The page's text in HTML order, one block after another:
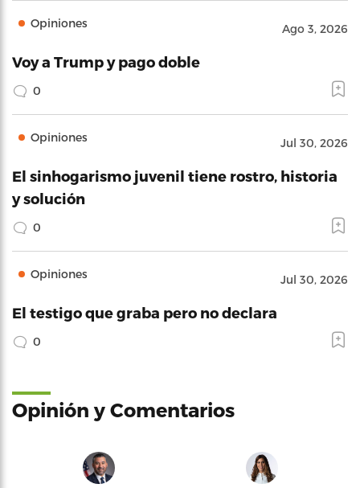
Opiniones Ago 3, 2026
Voy a Trump y pago doble
0
Opiniones Jul 30, 2026
El sinhogarismo juvenil tiene rostro, historia
y solución
0
Opiniones Jul 30, 2026
El testigo que graba pero no declara
0
Opinión y Comentarios